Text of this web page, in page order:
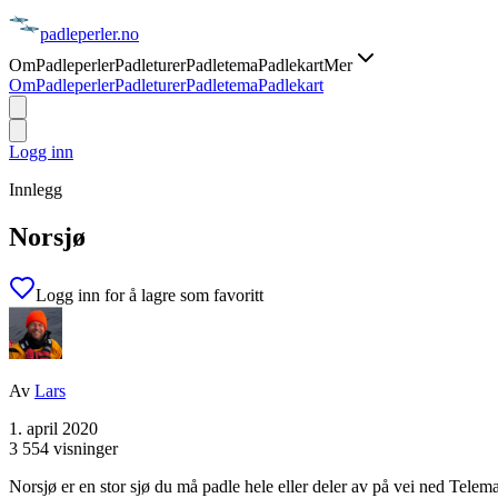
padleperler.no
OmPadleperlerPadleturerPadletemaPadlekartMer
OmPadleperlerPadleturerPadletemaPadlekart
Logg inn
Innlegg
Norsjø
Logg inn for å lagre som favoritt
Av Lars
1. april 2020
3 554 visninger
Norsjø er en stor sjø du må padle hele eller deler av på vei ned